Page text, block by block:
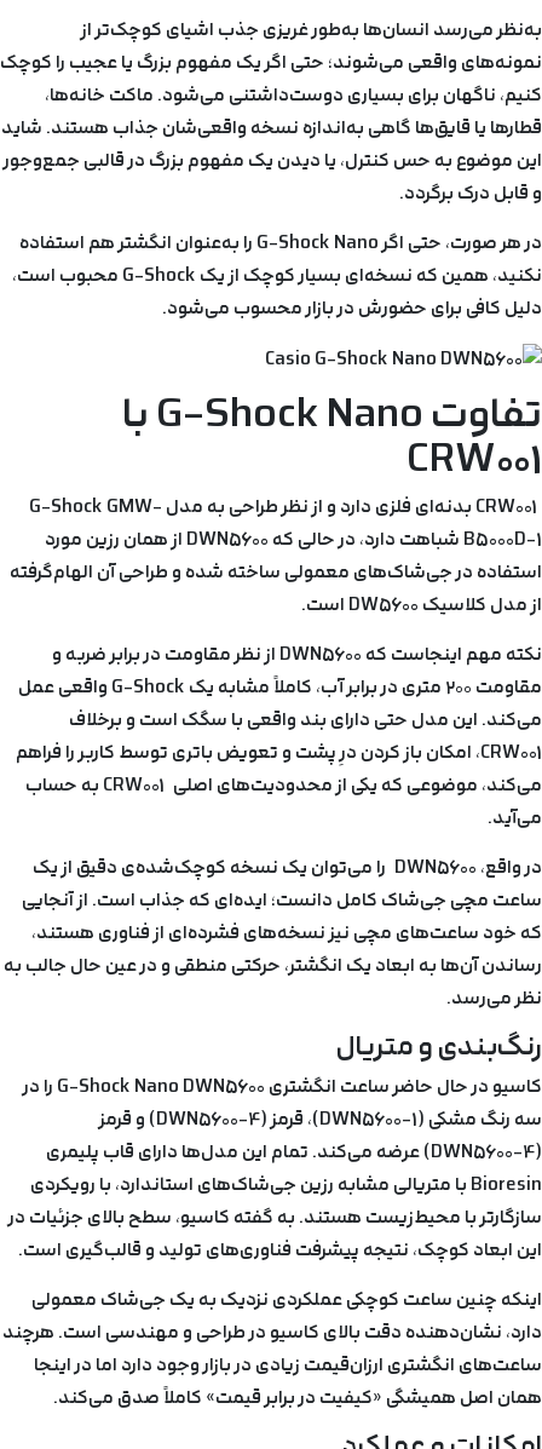
به‌نظر می‌رسد انسان‌ها به‌طور غریزی جذب اشیای کوچک‌تر از
نمونه‌های واقعی می‌شوند؛ حتی اگر یک مفهوم بزرگ یا عجیب را کوچک
کنیم، ناگهان برای بسیاری دوست‌داشتنی می‌شود. ماکت خانه‌ها،
قطارها یا قایق‌ها گاهی به‌اندازه نسخه واقعی‌شان جذاب هستند. شاید
این موضوع به حس کنترل، یا دیدن یک مفهوم بزرگ در قالبی جمع‌وجور
و قابل درک برگردد.
در هر صورت، حتی اگر G-Shock Nano را به‌عنوان انگشتر هم استفاده
نکنید، همین که نسخه‌ای بسیار کوچک از یک G-Shock محبوب است،
دلیل کافی برای حضورش در بازار محسوب می‌شود.
تفاوت G-Shock Nano با
CRW001
CRW001 بدنه‌ای فلزی دارد و از نظر طراحی به مدل G-Shock GMW-
B5000D-1 شباهت دارد، در حالی که DWN5600 از همان رزین مورد
استفاده در جی‌شاک‌های معمولی ساخته شده و طراحی آن الهام‌گرفته
از مدل کلاسیک DW5600 است.
نکته مهم اینجاست که DWN5600 از نظر مقاومت در برابر ضربه و
مقاومت ۲۰۰ متری در برابر آب، کاملاً مشابه یک G-Shock واقعی عمل
می‌کند. این مدل حتی دارای بند واقعی با سگک است و برخلاف
CRW001، امکان باز کردن درِ پشت و تعویض باتری توسط کاربر را فراهم
می‌کند، موضوعی که یکی از محدودیت‌های اصلی CRW001 به حساب
می‌آید.
در واقع، DWN5600 را می‌توان یک نسخه کوچک‌شده‌ی دقیق از یک
ساعت مچی جی‌شاک‌کامل دانست؛ ایده‌ای که جذاب است. از آنجایی
که خود ساعت‌های مچی نیز نسخه‌های فشرده‌ای از فناوری هستند،
رساندن آن‌ها به ابعاد یک انگشتر، حرکتی منطقی و در عین حال جالب به
نظر می‌رسد.
رنگ‌بندی و متریال
کاسیو در حال حاضر ساعت انگشتری G-Shock Nano DWN5600 را در
سه رنگ مشکی (DWN5600-1)، قرمز (DWN5600-4) و قرمز
(DWN5600-4) عرضه می‌کند. تمام این مدل‌ها دارای قاب پلیمری
Bioresin با متریالی مشابه رزین جی‌شاک‌های استاندارد، با رویکردی
سازگارتر با محیط‌زیست هستند. به گفته کاسیو، سطح بالای جزئیات در
این ابعاد کوچک، نتیجه پیشرفت فناوری‌های تولید و قالب‌گیری است.
اینکه چنین ساعت کوچکی عملکردی نزدیک به یک جی‌شاک معمولی
دارد، نشان‌دهنده دقت بالای کاسیو در طراحی و مهندسی است. هرچند
ساعت‌های انگشتری ارزان‌قیمت زیادی در بازار وجود دارد اما در اینجا
همان اصل همیشگی «کیفیت در برابر قیمت» کاملاً صدق می‌کند.